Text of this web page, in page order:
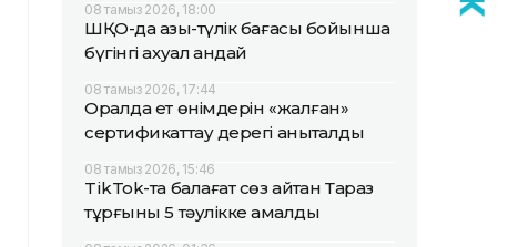
08 тамыз 2026, 18:00
ШҚО-да азық-түлік бағасы бойынша
бүгінгі ахуал қандай
08 тамыз 2026, 17:44
Оралда ет өнімдерін «жалған»
сертификаттау дерегі анықталды
08 тамыз 2026, 15:46
TikTok-та балағат сөз айтқан Тараз
тұрғыны 5 тәулікке қамалды